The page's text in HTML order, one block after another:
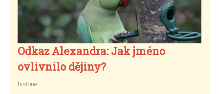
Odkaz Alexandra: Jak jméno
ovlivnilo dějiny?
historie